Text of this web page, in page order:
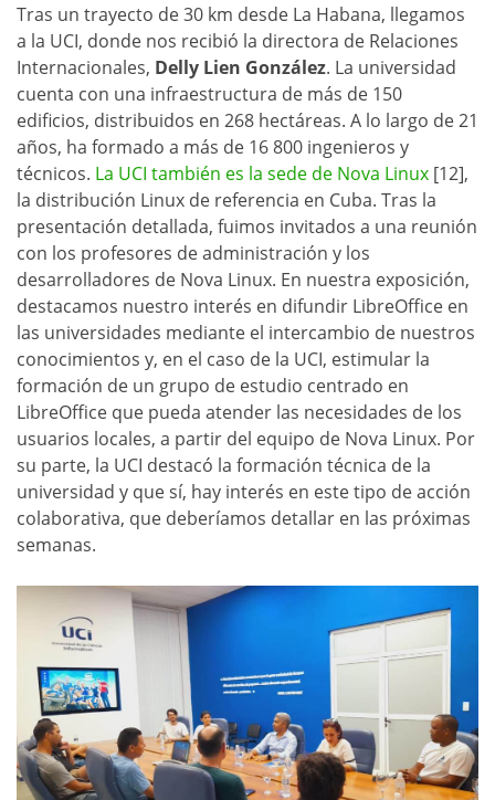
Tras un trayecto de 30 km desde La Habana, llegamos
a la UCI, donde nos recibió la directora de Relaciones
Internacionales, Delly Lien González. La universidad
cuenta con una infraestructura de más de 150
edificios, distribuidos en 268 hectáreas. A lo largo de 21
años, ha formado a más de 16 800 ingenieros y
técnicos. La UCI también es la sede de Nova Linux [12],
la distribución Linux de referencia en Cuba. Tras la
presentación detallada, fuimos invitados a una reunión
con los profesores de administración y los
desarrolladores de Nova Linux. En nuestra exposición,
destacamos nuestro interés en difundir LibreOffice en
las universidades mediante el intercambio de nuestros
conocimientos y, en el caso de la UCI, estimular la
formación de un grupo de estudio centrado en
LibreOffice que pueda atender las necesidades de los
usuarios locales, a partir del equipo de Nova Linux. Por
su parte, la UCI destacó la formación técnica de la
universidad y que sí, hay interés en este tipo de acción
colaborativa, que deberíamos detallar en las próximas
semanas.